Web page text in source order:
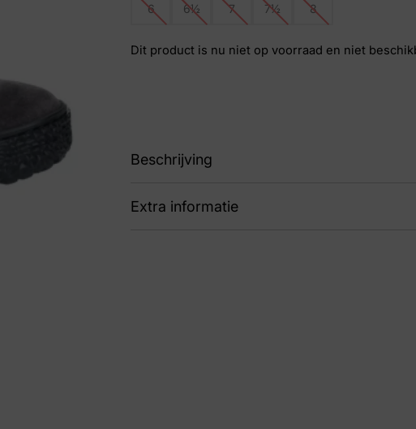
6 6½ 7 7½ 8
Dit product is nu niet op voorraad en niet
Beschrijving
88 172.1404/31 49.14
Extra informatie